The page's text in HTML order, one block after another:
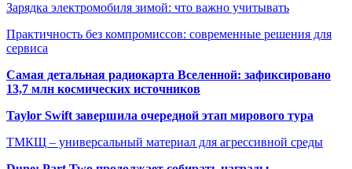
Зарядка электромобиля зимой: что важно учитывать
Практичность без компромиссов: современные решения для
сервиса
Самая детальная радиокарта Вселенной: зафиксировано
13,7 млн космических источников
Taylor Swift завершила очередной этап мирового тура
ТМКЩ – универсальный материал для агрессивной среды